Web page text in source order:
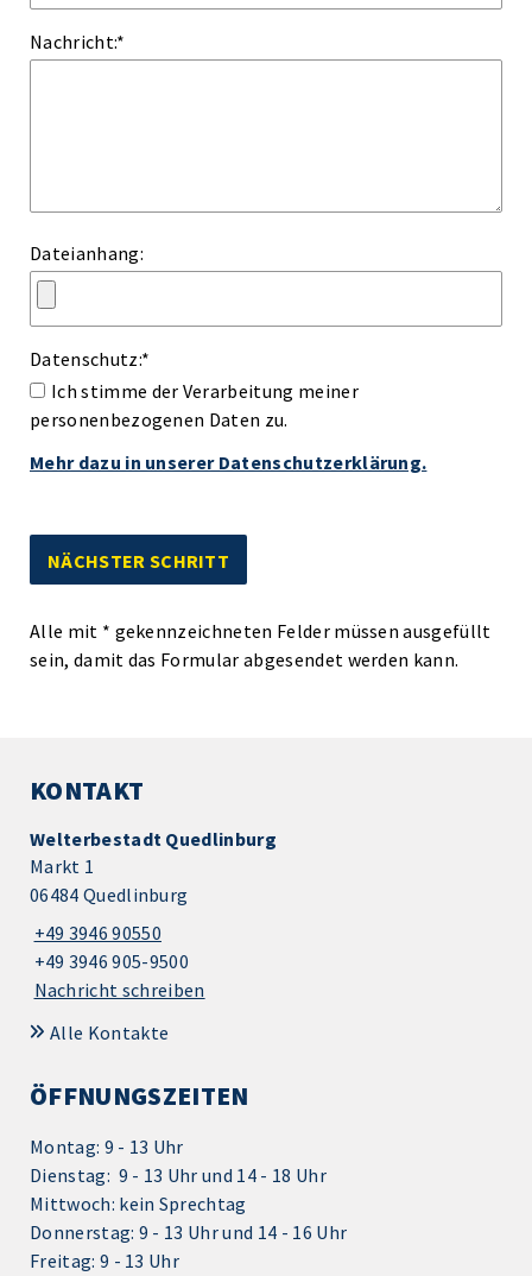
Nachricht:*
Dateianhang:
Datenschutz:*
Ich stimme der Verarbeitung meiner
personenbezogenen Daten zu.
Mehr dazu in unserer Datenschutzerklärung.
Alle mit * gekennzeichneten Felder müssen ausgefüllt
sein, damit das Formular abgesendet werden kann.
KONTAKT
Welterbestadt Quedlinburg
Markt 1
06484 Quedlinburg
+49 3946 90550
+49 3946 905-9500
Nachricht schreiben
Alle Kontakte
ÖFFNUNGSZEITEN
Montag: 9 - 13 Uhr
Dienstag: 9 - 13 Uhr und 14 - 18 Uhr
Mittwoch: kein Sprechtag
Donnerstag: 9 - 13 Uhr und 14 - 16 Uhr
Freitag: 9 - 13 Uhr